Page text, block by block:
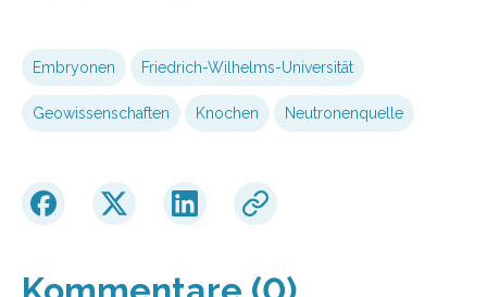
Embryonen Friedrich-Wilhelms-Universität
Geowissenschaften Knochen Neutronenquelle